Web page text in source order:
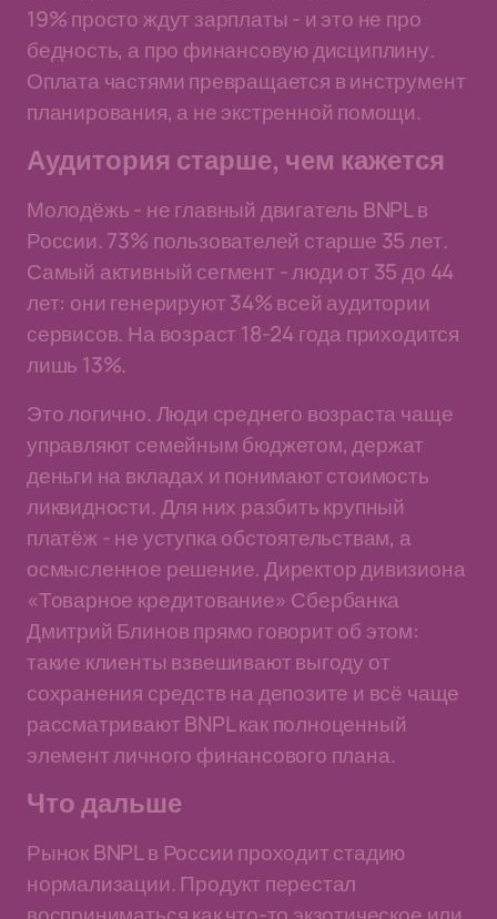
19% просто ждут зарплаты - и это не про
бедность, а про финансовую дисциплину.
Оплата частями превращается в инструмент
планирования, а не экстренной помощи.
Аудитория старше, чем кажется
Молодёжь - не главный двигатель BNPL в
России. 73% пользователей старше 35 лет.
Самый активный сегмент - люди от 35 до 44
лет: они генерируют 34% всей аудитории
сервисов. На возраст 18-24 года приходится
лишь 13%.
Это логично. Люди среднего возраста чаще
управляют семейным бюджетом, держат
деньги на вкладах и понимают стоимость
ликвидности. Для них разбить крупный
платёж - не уступка обстоятельствам, а
осмысленное решение. Директор дивизиона
«Товарное кредитование» Сбербанка
Дмитрий Блинов прямо говорит об этом:
такие клиенты взвешивают выгоду от
сохранения средств на депозите и всё чаще
рассматривают BNPL как полноценный
элемент личного финансового плана.
Что дальше
Рынок BNPL в России проходит стадию
нормализации. Продукт перестал